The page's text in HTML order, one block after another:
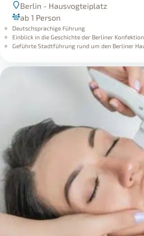
Berlin - Hausvogteiplatz
ab 1 Person
Deutschsprachige Führung
Einblick in die Geschichte der Berliner Konfektion
Geführte Stadtführung rund um den Berliner